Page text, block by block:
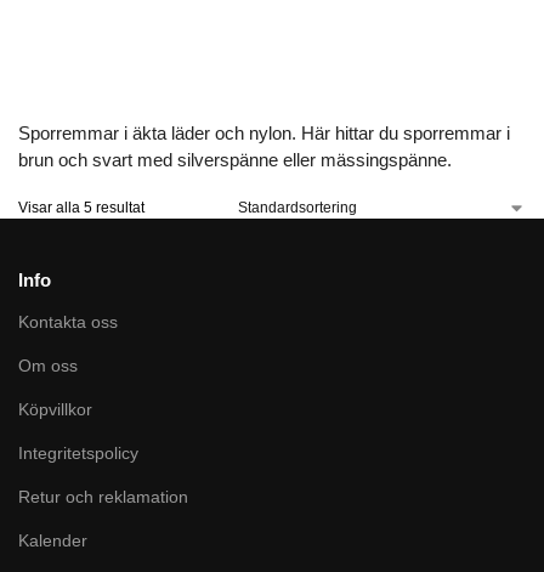
Sporremmar i äkta läder och nylon. Här hittar du sporremmar i
brun och svart med silverspänne eller mässingspänne.
Visar alla 5 resultat
Info
Kontakta oss
Om oss
Köpvillkor
Integritetspolicy
Retur och reklamation
Kalender